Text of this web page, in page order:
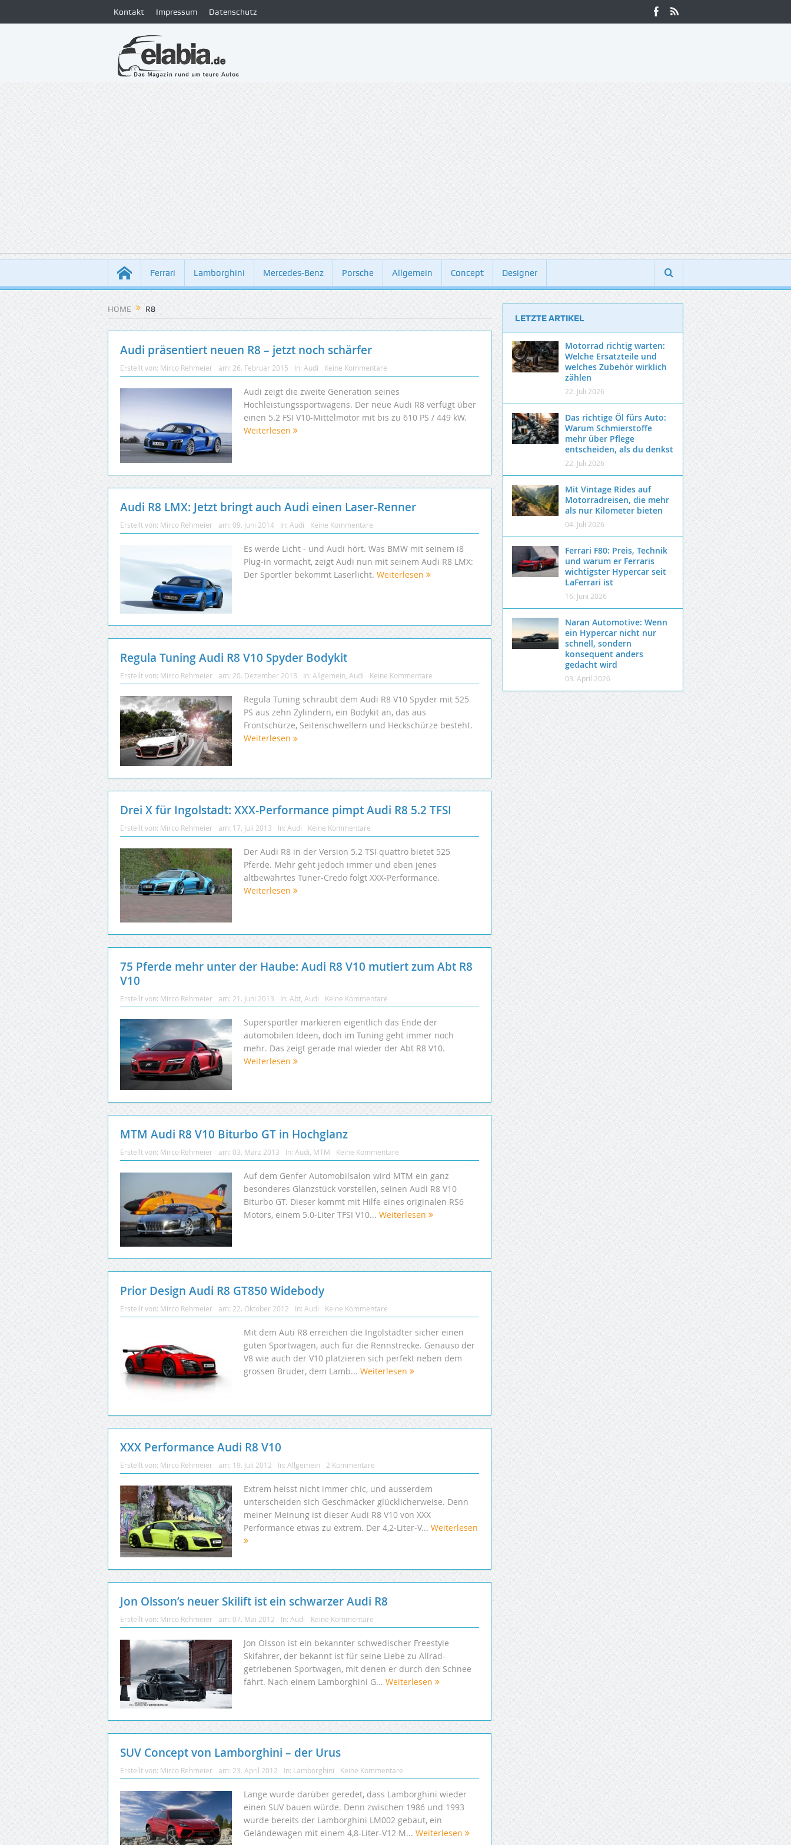
Kontakt Impressum Datenschutz
Ferrari Lamborghini Mercedes-Benz Porsche Allgemein Concept Designer
HOME R8
Audi präsentiert neuen R8 – jetzt noch schärfer
Erstellt von: Mirco Rehmeier am: 26. Februar 2015 In: Audi Keine Kommentare
Audi zeigt die zweite Generation seines
Hochleistungssportwagens. Der neue Audi R8 verfügt über
einen 5.2 FSI V10-Mittelmotor mit bis zu 610 PS / 449 kW.
Weiterlesen
Audi R8 LMX: Jetzt bringt auch Audi einen Laser-Renner
Erstellt von: Mirco Rehmeier am: 09. Juni 2014 In: Audi Keine Kommentare
Es werde Licht - und Audi hört. Was BMW mit seinem i8
Plug-in vormacht, zeigt Audi nun mit seinem Audi R8 LMX:
Der Sportler bekommt Laserlicht. Weiterlesen
Regula Tuning Audi R8 V10 Spyder Bodykit
Erstellt von: Mirco Rehmeier am: 20. Dezember 2013 In: Allgemein, Audi Keine Kommentare
Regula Tuning schraubt dem Audi R8 V10 Spyder mit 525
PS aus zehn Zylindern, ein Bodykit an, das aus
Frontschürze, Seitenschwellern und Heckschürze besteht.
Weiterlesen
Drei X für Ingolstadt: XXX-Performance pimpt Audi R8 5.2 TFSI
Erstellt von: Mirco Rehmeier am: 17. Juli 2013 In: Audi Keine Kommentare
Der Audi R8 in der Version 5.2 TSI quattro bietet 525
Pferde. Mehr geht jedoch immer und eben jenes
altbewährtes Tuner-Credo folgt XXX-Performance.
Weiterlesen
75 Pferde mehr unter der Haube: Audi R8 V10 mutiert zum Abt R8
V10
Erstellt von: Mirco Rehmeier am: 21. Juni 2013 In: Abt Audi Keine Kommentare
Supersportler markieren eigentlich das Ende der
automobilen Ideen, doch im Tuning geht immer noch
mehr. Das zeigt gerade mal wieder der Abt R8 V10.
Weiterlesen
MTM Audi R8 V10 Biturbo GT in Hochglanz
Erstellt von: Mirco Rehmeier am: 03. März 2013 In: Audi MTM Keine Kommentare
Auf dem Genfer Automobilsalon wird MTM ein ganz
besonderes Glanzstück vorstellen, seinen Audi R8 V10
Biturbo GT. Dieser kommt mit Hilfe eines originalen RS6
Motors, einem 5.0-Liter TFSI V10... Weiterlesen
Prior Design Audi R8 GT850 Widebody
Erstellt von: Mirco Rehmeier am: 22. Oktober 2012 In: Audi Keine Kommentare
Mit dem Auti R8 erreichen die Ingolstädter sicher einen
guten Sportwagen, auch für die Rennstrecke. Genauso der
V8 wie auch der V10 platzieren sich perfekt neben dem
grossen Bruder, dem Lamb... Weiterlesen
XXX Performance Audi R8 V10
Erstellt von: Mirco Rehmeier am: 19. Juli 2012 In: Allgemein 2 Kommentare
Extrem heisst nicht immer chic, und ausserdem
unterscheiden sich Geschmäcker glücklicherweise. Denn
meiner Meinung ist dieser Audi R8 V10 von XXX
Performance etwas zu extrem. Der 4,2-Liter-V... Weiterlesen
Jon Olsson’s neuer Skilift ist ein schwarzer Audi R8
Erstellt von: Mirco Rehmeier am: 07. Mai 2012 In: Audi Keine Kommentare
Jon Olsson ist ein bekannter schwedischer Freestyle
Skifahrer, der bekannt ist für seine Liebe zu Allrad-
getriebenen Sportwagen, mit denen er durch den Schnee
fährt. Nach einem Lamborghini G... Weiterlesen
SUV Concept von Lamborghini – der Urus
Erstellt von: Mirco Rehmeier am: 23. April 2012 In: Lamborghini Keine Kommentare
Lange wurde darüber geredet, dass Lamborghini wieder
einen SUV bauen würde. Denn zwischen 1986 und 1993
wurde bereits der Lamborghini LM002 gebaut, ein
Geländewagen mit einem 4,8-Liter-V12 M... Weiterlesen
LETZTE ARTIKEL
Motorrad richtig warten:
Welche Ersatzteile und
welches Zubehör wirklich
zählen
22. Juli 2026
Das richtige Öl fürs Auto:
Warum Schmierstoffe
mehr über Pflege
entscheiden, als du denkst
22. Juli 2026
Mit Vintage Rides auf
Motorradreisen, die mehr
als nur Kilometer bieten
04. Juli 2026
Ferrari F80: Preis, Technik
und warum er Ferraris
wichtigster Hypercar seit
LaFerrari ist
16. Juni 2026
Naran Automotive: Wenn
ein Hypercar nicht nur
schnell, sondern
konsequent anders
gedacht wird
03. April 2026